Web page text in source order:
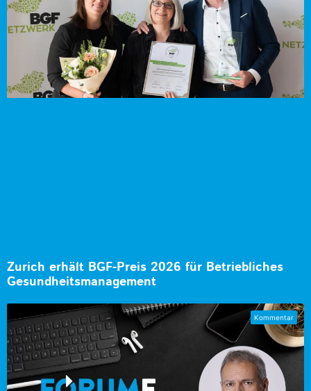
Zurich erhält BGF-Preis 2026 für Betriebliches
Gesundheitsmanagement